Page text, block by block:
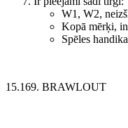
W1, W2,
Kopā mērķi,
Spēles
15.169. BRAWLOUT